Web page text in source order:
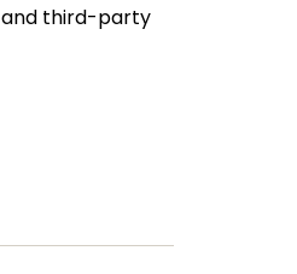
and third-party